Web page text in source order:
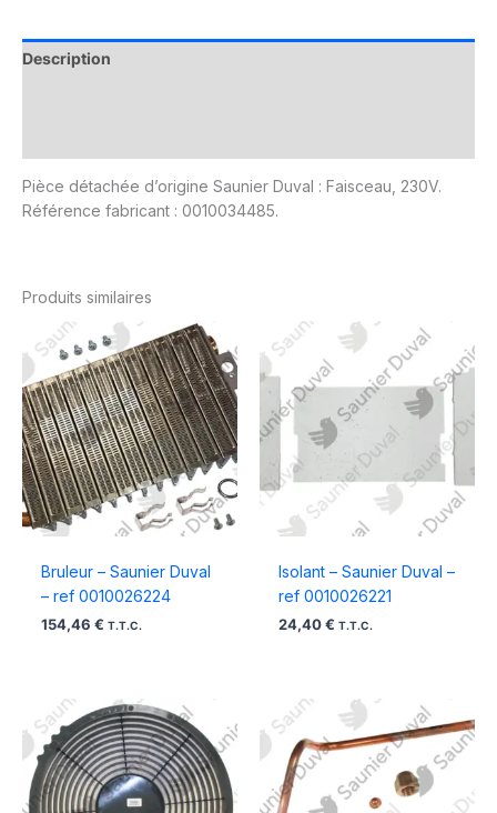
Description
Pièce détachée d’origine Saunier Duval : Faisceau, 230V.
Référence fabricant : 0010034485.
Produits similaires
Bruleur – Saunier Duval
– ref 0010026224
154,46 € T.T.C.
Isolant – Saunier Duval –
ref 0010026221
24,40 € T.T.C.